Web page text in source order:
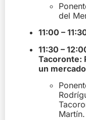
del
11:00 –
11:30 –
Tacoronte:
un
Martín.